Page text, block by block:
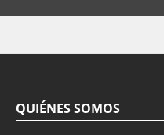
QUIÉNES SOMOS